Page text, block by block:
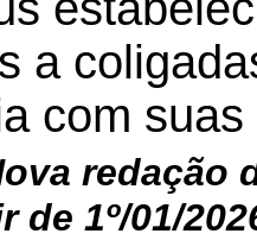
a
com
redação
de 1º/01/